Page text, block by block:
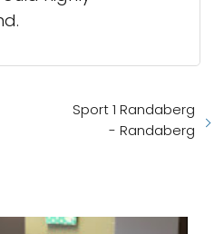
Sport 1 Randaberg
- Randaberg